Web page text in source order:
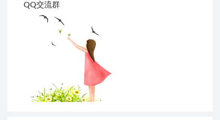
QQ交流群